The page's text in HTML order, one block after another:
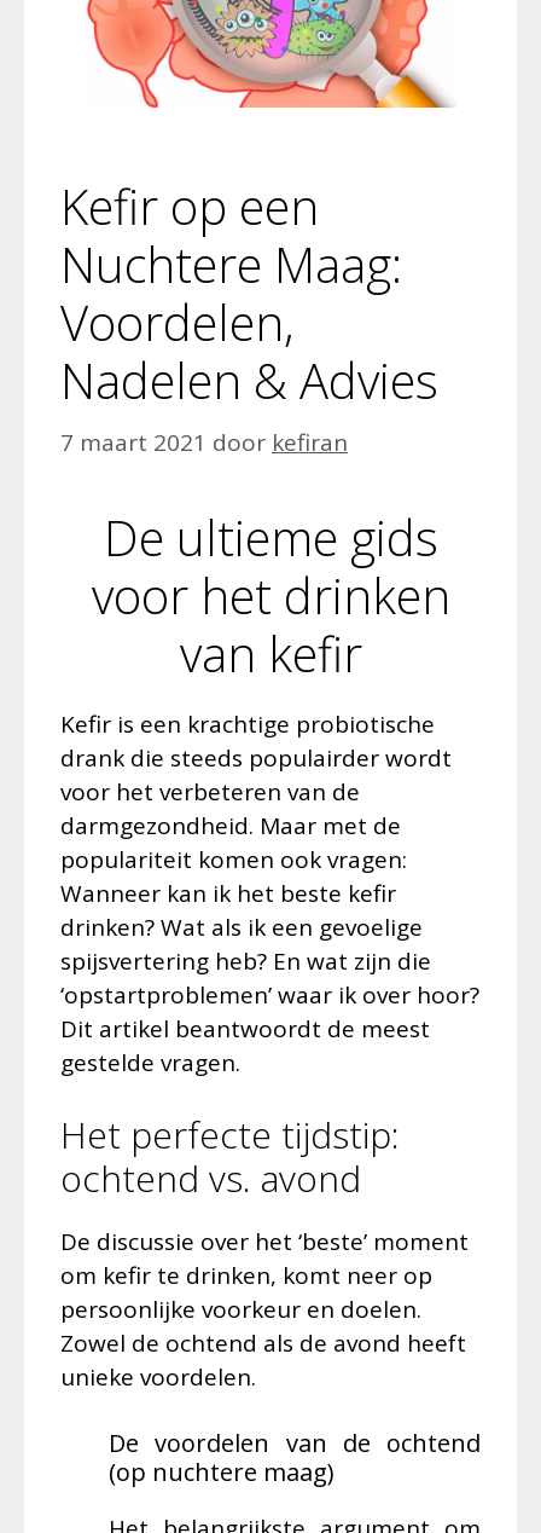
Kefir op een
Nuchtere Maag:
Voordelen,
Nadelen & Advies
7 maart 2021 door kefiran
De ultieme gids
voor het drinken
van kefir
Kefir is een krachtige probiotische
drank die steeds populairder wordt
voor het verbeteren van de
darmgezondheid. Maar met de
populariteit komen ook vragen:
Wanneer kan ik het beste kefir
drinken? Wat als ik een gevoelige
spijsvertering heb? En wat zijn die
‘opstartproblemen’ waar ik over hoor?
Dit artikel beantwoordt de meest
gestelde vragen.
Het perfecte tijdstip:
ochtend vs. avond
De discussie over het ‘beste’ moment
om kefir te drinken, komt neer op
persoonlijke voorkeur en doelen.
Zowel de ochtend als de avond heeft
unieke voordelen.
De voordelen van de ochtend
(op nuchtere maag)